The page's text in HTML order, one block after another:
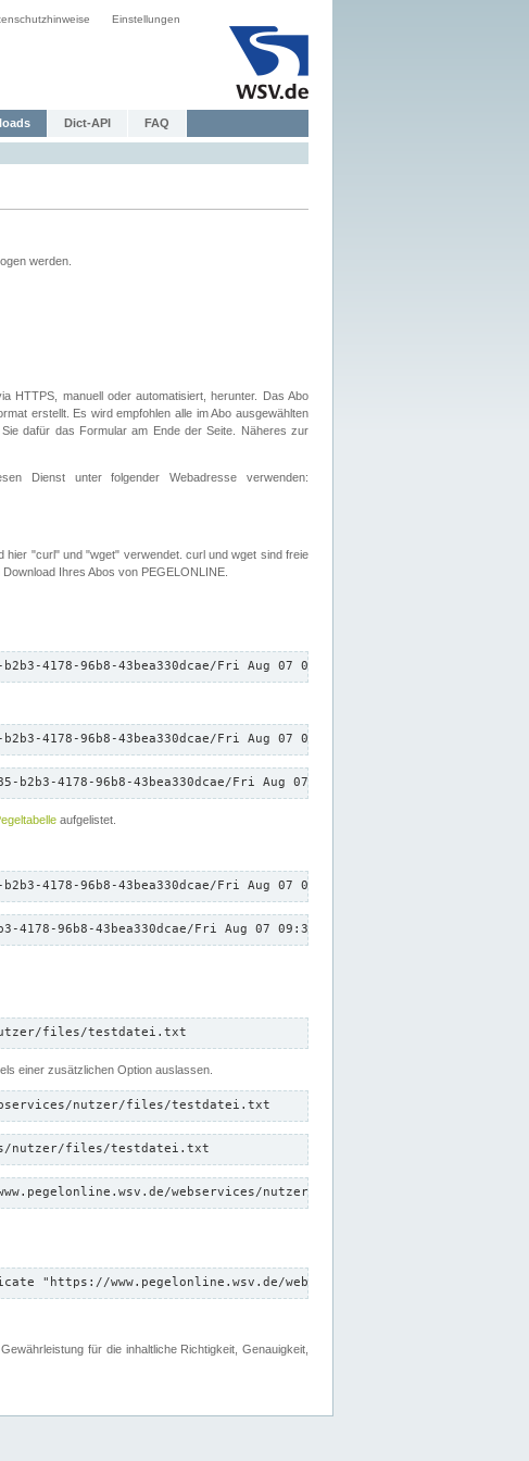
Einstellungen
Dict-API FAQ
werden.
HTTPS, manuell oder automatisiert, herunter. Das Abo
erstellt. Es wird empfohlen alle im Abo ausgewählten
dafür das Formular am Ende der Seite. Näheres zur
Dienst unter folgender Webadresse verwenden:
hier "curl" und "wget" verwendet. curl und wget sind freie
Ihres Abos von PEGELONLINE.
4178-96b8-43bea330dcae/Fri Aug 07 09:34:56 CEST 2026/down.txt"
b2b3-4178-96b8-43bea330dcae/Fri Aug 07 09:34:56 CEST 2026/down.txt"
b2b3-4178-96b8-43bea330dcae/Fri Aug 07 09:34:56 CEST 2026/down.txt"
aufgelistet.
4178-96b8-43bea330dcae/Fri Aug 07 09:34:56 CEST 2026/down.txt"
96b8-43bea330dcae/Fri Aug 07 09:34:56 CEST 2026/down.txt"
files/testdatei.txt
einer zusätzlichen Option auslassen.
nutzer/files/testdatei.txt
nutzer/files/testdatei.txt
webservices/nutzer/files/testdatei.txt"
"https://www.pegelonline.wsv.de/webservices/nutzer/files"
für die inhaltliche Richtigkeit, Genauigkeit,